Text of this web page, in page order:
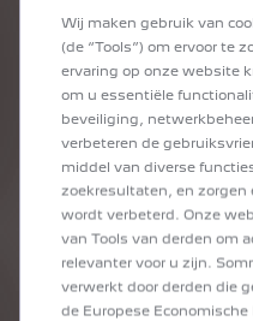
VORIGE
1 /3
Wij maken gebruik van
(de “Tools”) om ervoor te
ervaring op onze website
om u essentiële
beveiliging,
verbeteren de
middel van diverse
zoekresultaten, en zorgen
wordt verbeterd. Onze
van Tools van derden om
relevanter voor u zijn.
verwerkt door derden die
de Europese